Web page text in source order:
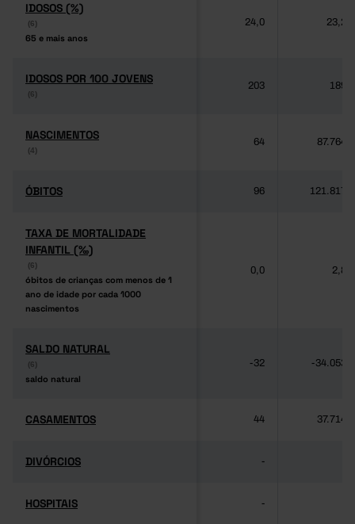
IDOSOS (%)
(6)
65 e mais anos
IDOSOS (%)
(6)
65 e mais anos
24,0 23,2
IDOSOS POR 100 JOVENS
(6)
IDOSOS POR 100 JOVENS
(6)
203 189
NASCIMENTOS
(4)
NASCIMENTOS
(4)
64 87.764
ÓBITOS
ÓBITOS 96 121.817
TAXA DE MORTALIDADE
INFANTIL (‰)
(6)
óbitos de crianças com menos de 1
ano de idade por cada 1000
nascimentos
TAXA DE MORTALIDADE
INFANTIL (‰)
(6)
óbitos de crianças com menos de 1
ano de idade por cada 1000
nascimentos
0,0 2,8
SALDO NATURAL
(6)
saldo natural
SALDO NATURAL
(6)
saldo natural
-32 -34.053
CASAMENTOS
CASAMENTOS 44 37.714
DIVÓRCIOS
DIVÓRCIOS -
HOSPITAIS
HOSPITAIS -